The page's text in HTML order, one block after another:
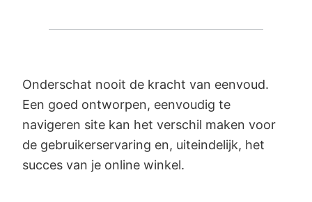
Onderschat nooit de kracht van eenvoud.
Een goed ontworpen, eenvoudig te
navigeren site kan het verschil maken voor
de gebruikerservaring en, uiteindelijk, het
succes van je online winkel.